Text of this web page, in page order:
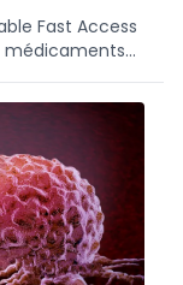
Fast Access
médicaments
mais l'un des